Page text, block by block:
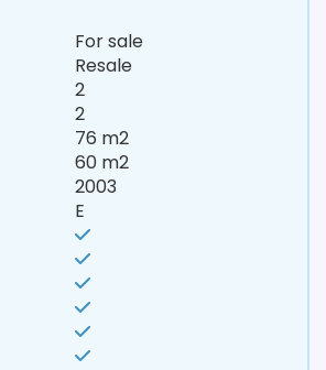
For sale
Resale
2
2
76 m2
60 m2
2003
E